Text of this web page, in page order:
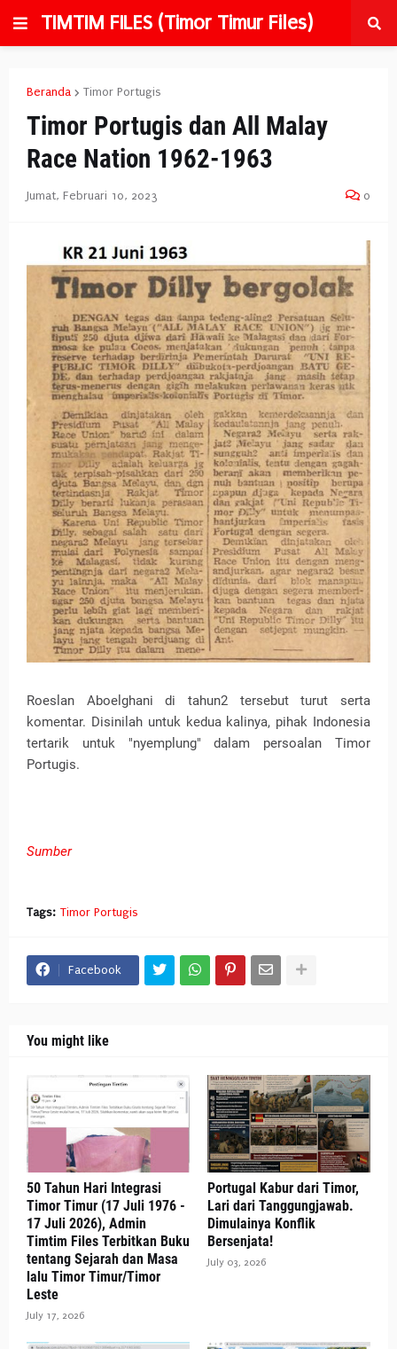
TIMTIM FILES (Timor Timur Files)
Beranda Timor Portugis
Timor Portugis dan All Malay
Race Nation 1962-1963
Jumat, Februari 10, 2023 0
Roeslan Aboelghani di tahun2 tersebut turut serta
komentar. Disinilah untuk kedua kalinya, pihak Indonesia
tertarik untuk "nyemplung" dalam persoalan Timor
Portugis.
Sumber
Tags: Timor Portugis
Facebook
You might like
50 Tahun Hari Integrasi
Timor Timur (17 Juli 1976 -
17 Juli 2026), Admin
Timtim Files Terbitkan Buku
tentang Sejarah dan Masa
lalu Timor Timur/Timor
Leste
July 17, 2026
Portugal Kabur dari Timor,
Lari dari Tanggungjawab.
Dimulainya Konflik
Bersenjata!
July 03, 2026